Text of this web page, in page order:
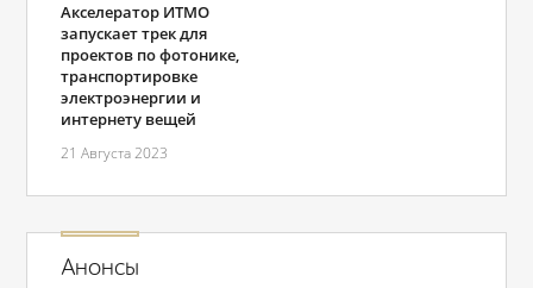
Акселератор ИТМО
запускает трек для
проектов по фотонике,
транспортировке
электроэнергии и
интернету вещей
21 Августа 2023
Анонсы